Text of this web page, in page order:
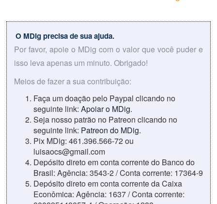
O MDig precisa de sua ajuda.
Por favor, apoie o MDig com o valor que você puder e
isso leva apenas um minuto. Obrigado!
Meios de fazer a sua contribuição:
Faça um doação pelo Paypal clicando no
seguinte link: Apoiar o MDig.
Seja nosso patrão no Patreon clicando no
seguinte link: Patreon do MDig.
Pix MDig: 461.396.566-72 ou
luisaocs@gmail.com
Depósito direto em conta corrente do Banco do
Brasil: Agência: 3543-2 / Conta corrente: 17364-9
Depósito direto em conta corrente da Caixa
Econômica: Agência: 1637 / Conta corrente: